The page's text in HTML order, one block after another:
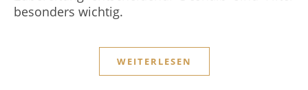
besonders wichtig.
WEITERLESEN